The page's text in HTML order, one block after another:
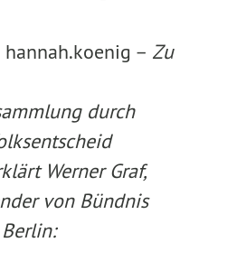
– Zu
durch
Werner Graf,
von Bündnis